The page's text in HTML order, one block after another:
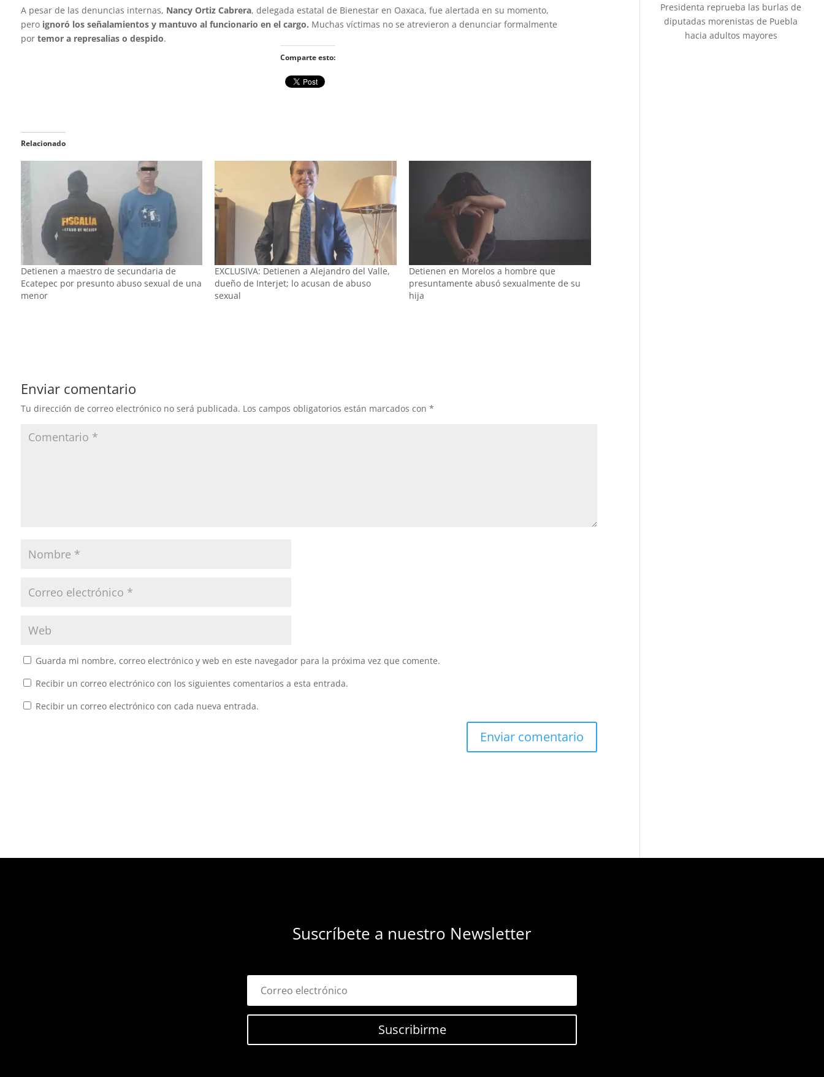
A pesar de las denuncias internas, Nancy Ortiz Cabrera, delegada estatal de Bienestar en Oaxaca, fue alertada en su momento,
pero ignoró los señalamientos y mantuvo al funcionario en el cargo. Muchas víctimas no se atrevieron a denunciar formalmente
por temor a represalias o despido.
Comparte esto:
Relacionado
Detienen a maestro de secundaria de
Ecatepec por presunto abuso sexual de una
menor
EXCLUSIVA: Detienen a Alejandro del Valle,
dueño de Interjet; lo acusan de abuso
sexual
Detienen en Morelos a hombre que
presuntamente abusó sexualmente de su
hija
Enviar comentario
Tu dirección de correo electrónico no será publicada. Los campos obligatorios están marcados con *
Guarda mi nombre, correo electrónico y web en este navegador para la próxima vez que comente.
Recibir un correo electrónico con los siguientes comentarios a esta entrada.
Recibir un correo electrónico con cada nueva entrada.
Presidenta reprueba las burlas de
diputadas morenistas de Puebla
hacia adultos mayores
Suscríbete a nuestro Newsletter
Suscribirme